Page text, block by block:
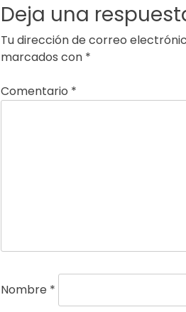
Deja una
Tu dirección de correo
marcados con *
Comentario *
Nombre *